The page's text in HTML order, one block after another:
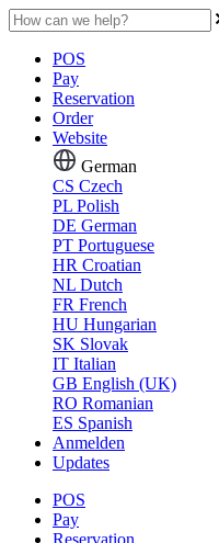
POS
Pay
Reservation
Order
Website
German
CS Czech
PL Polish
DE German
PT Portuguese
HR Croatian
NL Dutch
FR French
HU Hungarian
SK Slovak
IT Italian
GB English (UK)
RO Romanian
ES Spanish
Anmelden
Updates
POS
Pay
Reservation